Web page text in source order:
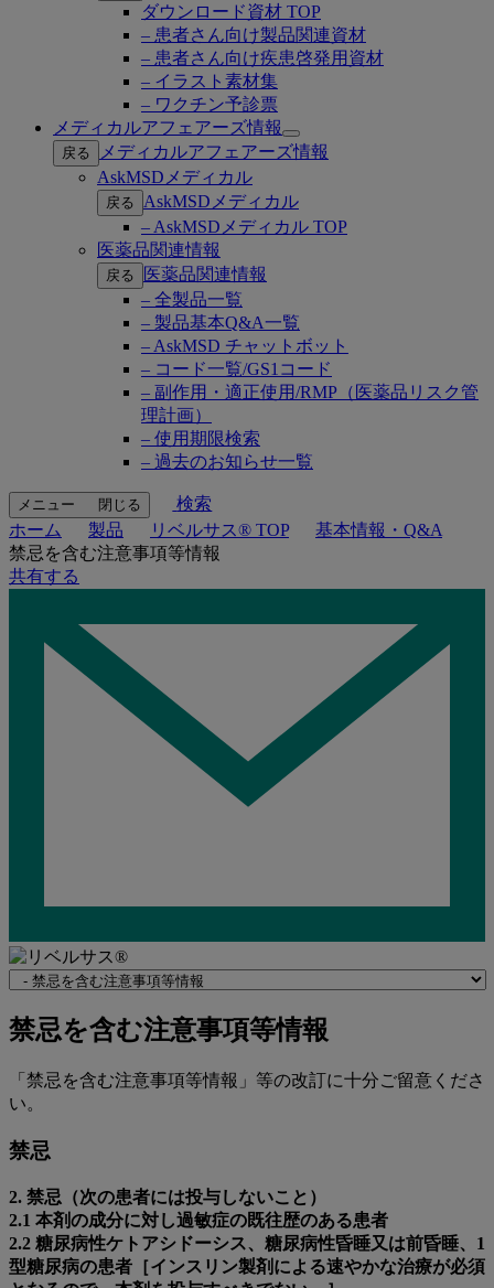
ダウンロード資材 TOP
– 患者さん向け製品関連資材
– 患者さん向け疾患啓発用資材
– イラスト素材集
– ワクチン予診票
メディカルアフェアーズ情報
Open
submenu
戻る
メディカルアフェアーズ情報
AskMSDメディカル
戻る
AskMSDメディカル
– AskMSDメディカル TOP
医薬品関連情報
戻る
医薬品関連情報
– 全製品一覧
– 製品基本Q&A一覧
– AskMSD チャットボット
– コード一覧/GS1コード
– 副作用・適正使用/RMP（医薬品リスク管
理計画）
– 使用期限検索
– 過去のお知らせ一覧
メニュー 閉じる
検索
ホーム
製品 リベルサス® TOP
基本情報・Q&A
禁忌を含む注意事項等情報
共有する
Navigate
関
連
ジ
禁
忌
を
含
む
注
意
事
禁忌を含む注意事項等情報
「禁忌を含む注意事項等情報」等の改訂に十分ご留意くださ
い。
禁忌
2. 禁忌（次の患者には投与しないこと）
2.1 本剤の成分に対し過敏症の既往歴のある患者
2.2 糖尿病性ケトアシドーシス、糖尿病性昏睡又は前昏睡、1
型糖尿病の患者［インスリン製剤による速やかな治療が必須